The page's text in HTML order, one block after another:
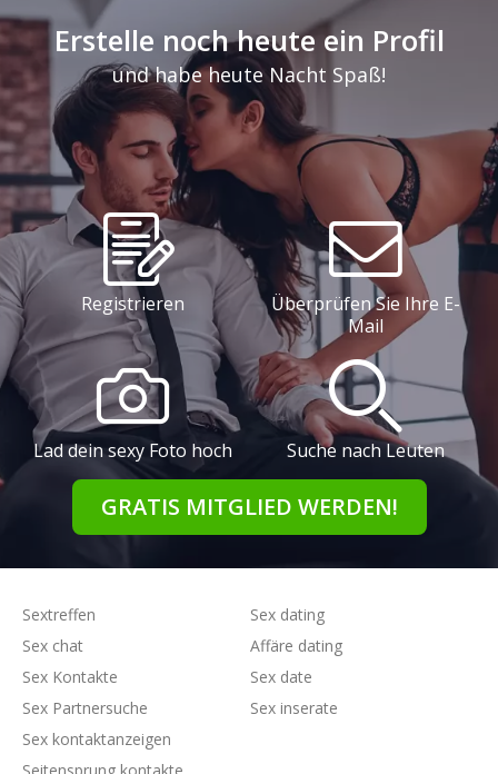
Erstelle noch heute ein Profil
und habe heute Nacht Spaß!
Registrieren
Überprüfen Sie Ihre E-
Mail
Lad dein sexy Foto hoch Suche nach Leuten
GRATIS MITGLIED WERDEN!
Sextreffen
Sex chat
Sex Kontakte
Sex dating
Affäre dating
Sex date
Sex Partnersuche
Sex kontaktanzeigen
Sex inserate